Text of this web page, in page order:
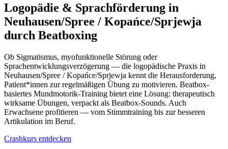
Logopädie & Sprachförderung in
Neuhausen/Spree / Kopańce/Sprjewja
durch Beatboxing
Ob Sigmatismus, myofunktionelle Störung oder
Sprachentwicklungsverzögerung — die logopädische Praxis in
Neuhausen/Spree / Kopańce/Sprjewja kennt die Herausforderung,
Patient*innen zur regelmäßigen Übung zu motivieren. Beatbox-
basiertes Mundmotorik-Training bietet eine Lösung: therapeutisch
wirksame Übungen, verpackt als Beatbox-Sounds. Auch
Erwachsene profitieren — vom Stimmtraining bis zur besseren
Artikulation im Beruf.
Crashkurs entdecken